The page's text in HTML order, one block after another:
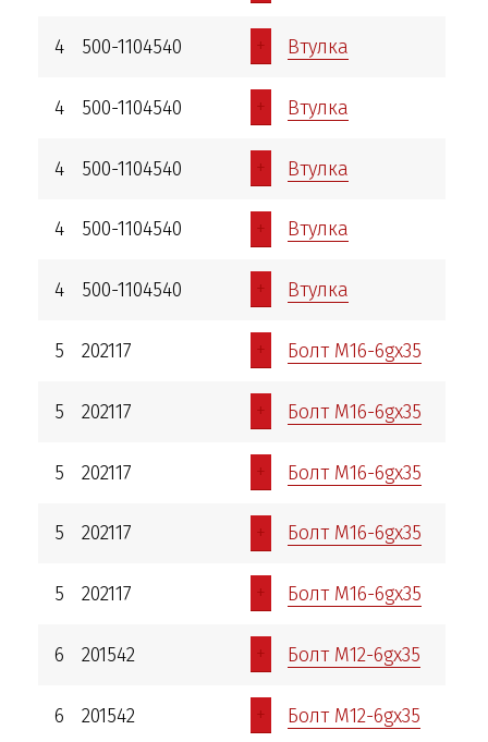
4 500-1104540 + Втулка
4 500-1104540 + Втулка
4 500-1104540 + Втулка
4 500-1104540 + Втулка
4 500-1104540 + Втулка
5 202117 + Болт М16-6gх35
5 202117 + Болт М16-6gх35
5 202117 + Болт М16-6gх35
5 202117 + Болт М16-6gх35
5 202117 + Болт М16-6gх35
6 201542 + Болт М12-6gх35
6 201542 + Болт М12-6gх35